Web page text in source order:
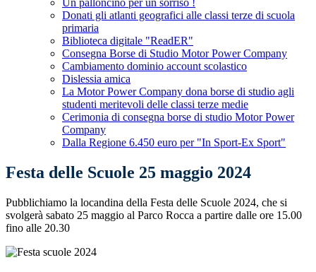
Un palloncino per un sorriso !
Donati gli atlanti geografici alle classi terze di scuola
primaria
Biblioteca digitale "ReadER"
Consegna Borse di Studio Motor Power Company
Cambiamento dominio account scolastico
Dislessia amica
La Motor Power Company dona borse di studio agli
studenti meritevoli delle classi terze medie
Cerimonia di consegna borse di studio Motor Power
Company
Dalla Regione 6.450 euro per "In Sport-Ex Sport"
Festa delle Scuole 25 maggio 2024
Pubblichiamo la locandina della Festa delle Scuole 2024, che si
svolgerà sabato 25 maggio al Parco Rocca a partire dalle ore 15.00
fino alle 20.30